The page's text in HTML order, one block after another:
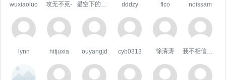
wuxiaoluo 攻无不克- dddzy flco noissam
lynn hitjuxia ouyangjd cyb0313 徐清涛